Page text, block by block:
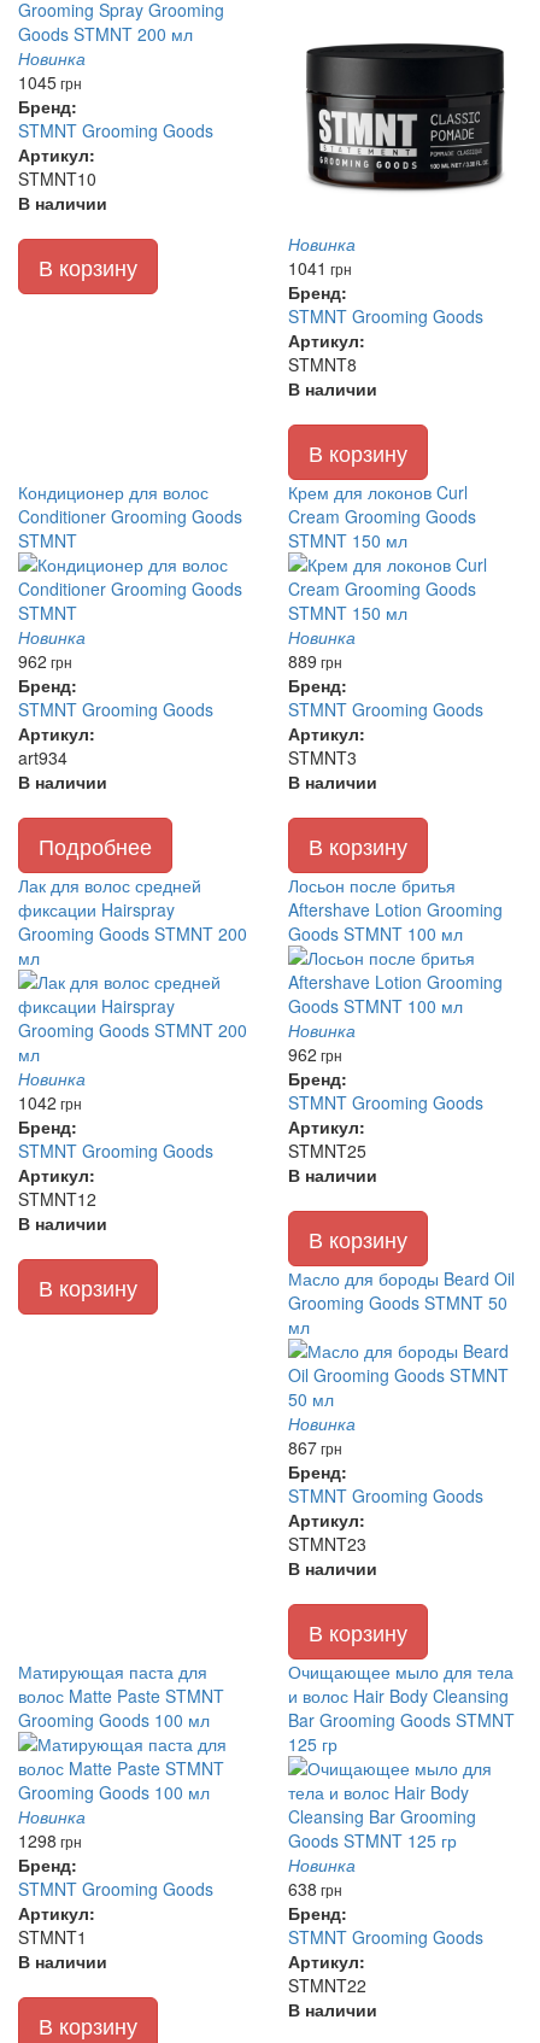
Новинка
1045грн
Бренд:
STMNT Grooming Goods
Артикул:
STMNT10
В наличии
В корзину
Новинка
1041 грн
Бренд:
STMNT Grooming Goods
Артикул:
STMNT8
В наличии
В корзину
Кондиционер для волос
Conditioner Grooming Goods
STMNT
Новинка
962 грн
Бренд:
STMNT Grooming Goods
Артикул:
art934
В наличии
Подробнее
Крем для локонов Curl
Cream Grooming Goods
STMNT 150 мл
Новинка
889 грн
Бренд:
STMNT Grooming Goods
Артикул:
STMNT3
В наличии
В корзину
Лак для волос средней
фиксации Hairspray
Grooming Goods STMNT 200
мл
Новинка
1042 грн
Бренд:
STMNT Grooming Goods
Артикул:
STMNT12
В наличии
В корзину
Лосьон после бритья
Aftershave Lotion Grooming
Goods STMNT 100 мл
Новинка
962 грн
Бренд:
STMNT Grooming Goods
Артикул:
STMNT25
В наличии
В корзину
Масло для бороды Beard Oil
Grooming Goods STMNT 50
мл
Новинка
867грн
Бренд:
STMNT Grooming Goods
Артикул:
STMNT23
В наличии
В корзину
Матирующая паста для
волос Matte Paste STMNT
Grooming Goods 100 мл
Новинка
1298 грн
Бренд:
STMNT Grooming Goods
Артикул:
STMNT1
В наличии
В корзину
Очищающее мыло для тела
и волос Hair Body Cleansing
Bar Grooming Goods STMNT
125 гр
Новинка
638 грн
Бренд:
STMNT Grooming Goods
Артикул:
STMNT22
В наличии